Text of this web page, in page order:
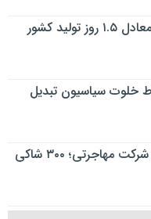
صادرات ۱۰ هزار تن مرغ معادل ۱.۵ روز تولید کشور
خلوت سیاسیون تبدیل
کلاهبرداری ۴ همتی یک شرکت مهاجرتی؛ ۳۰۰ شاکی